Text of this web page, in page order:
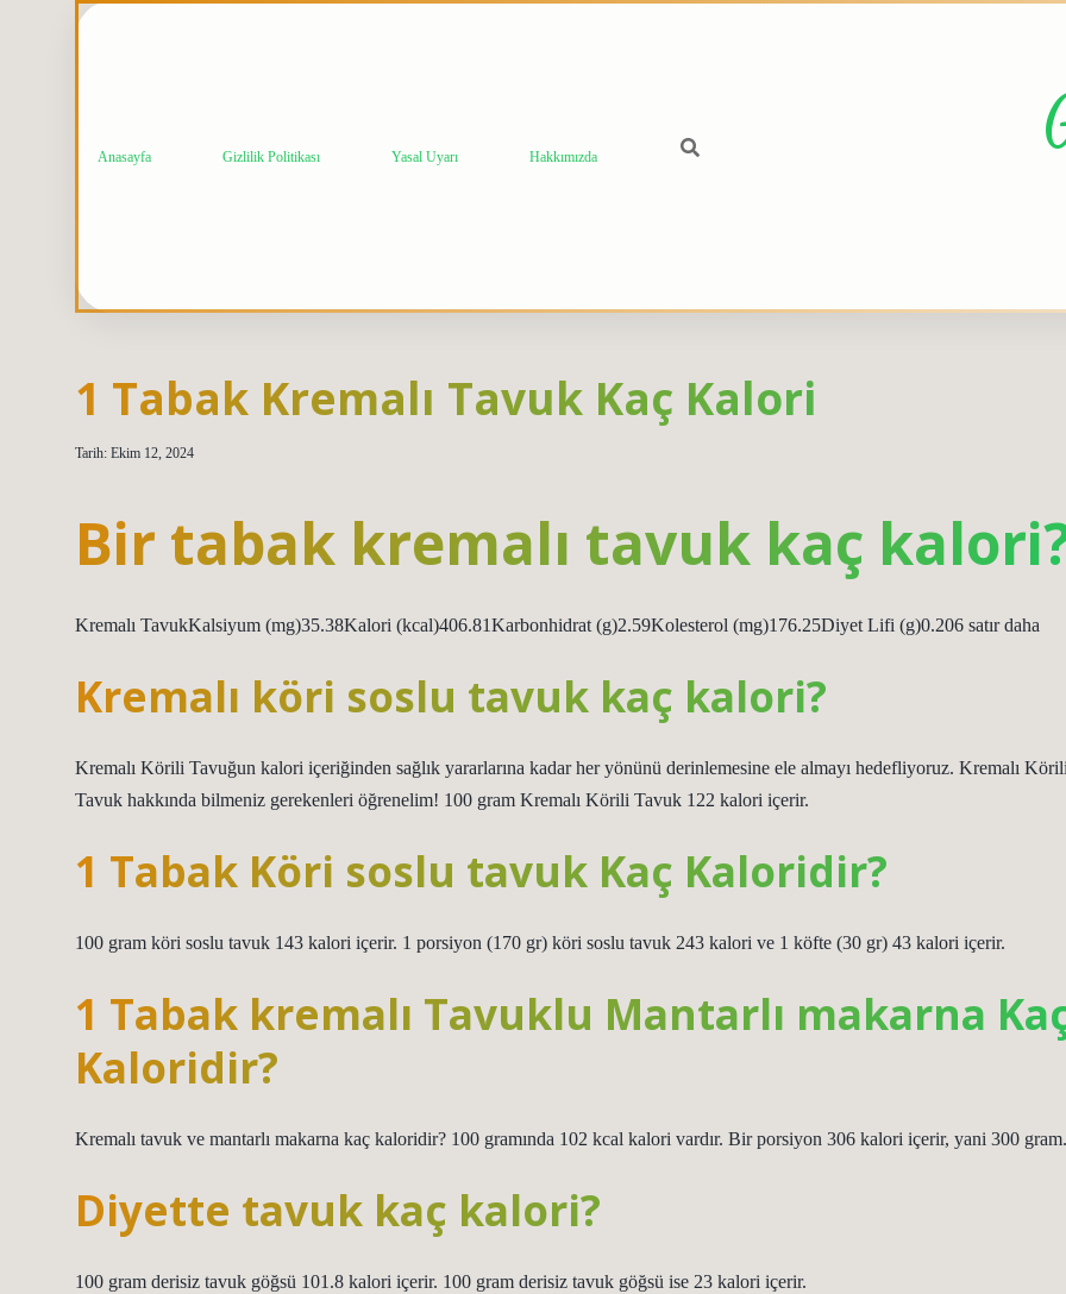
Anasayfa Gizlilik Politikası Yasal Uyarı Hakkımızda
1 Tabak Kremalı Tavuk Kaç Kalori
Tarih: Ekim 12, 2024
Bir tabak kremalı tavuk kaç
Kremalı TavukKalsiyum (mg)35.38Kalori (kcal)406.81Karbonhidrat (g)2.59Kolesterol (mg)176.25Diyet Lifi (g)0.206 satır daha
Kremalı köri soslu tavuk kaç kalori?
Kremalı Körili Tavuğun kalori içeriğinden sağlık yararlarına kadar her yönünü derinlemesine ele almayı hedefliyoruz. Kremalı
Tavuk hakkında bilmeniz gerekenleri öğrenelim! 100 gram Kremalı Körili Tavuk 122 kalori içerir.
1 Tabak Köri soslu tavuk Kaç Kaloridir?
100 gram köri soslu tavuk 143 kalori içerir. 1 porsiyon (170 gr) köri soslu tavuk 243 kalori ve 1 köfte (30 gr) 43 kalori içerir.
1 Tabak kremalı Tavuklu Mantarlı makarna
Kaloridir?
Kremalı tavuk ve mantarlı makarna kaç kaloridir? 100 gramında 102 kcal kalori vardır. Bir porsiyon 306 kalori içerir, yani 300 gram.
Diyette tavuk kaç kalori?
100 gram derisiz tavuk göğsü 101.8 kalori içerir. 100 gram derisiz tavuk göğsü ise 23 kalori içerir.